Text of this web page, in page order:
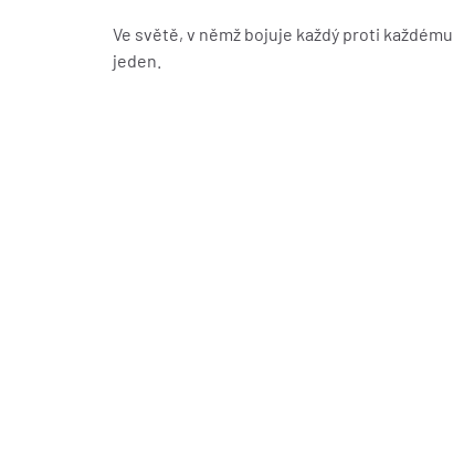
Ve světě, v němž bojuje každý proti
jeden. Gary